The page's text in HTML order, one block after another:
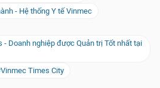
- Hệ thống Y tế Vinmec
- Doanh nghiệp được Quản trị Tốt nhất tại
Times City